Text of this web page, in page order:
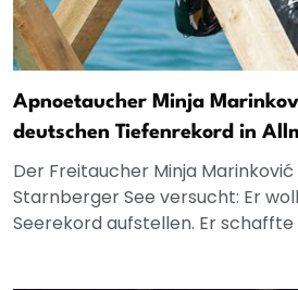
Apnoetaucher Minja
deutschen Tiefenrekord in
Der Freitaucher Minja
Starnberger See versucht: Er
Seerekord aufstellen. Er schaffte